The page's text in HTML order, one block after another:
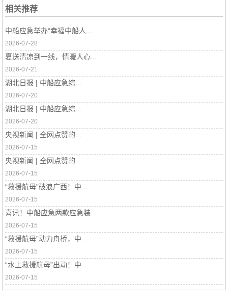
相关推荐
中船应急举办“幸福中船人...
2026-07-28
夏送清凉到一线，情暖人心...
2026-07-21
湖北日报 | 中船应急综...
2026-07-20
湖北日报 | 中船应急综...
2026-07-20
央视新闻 | 全网点赞的...
2026-07-15
央视新闻 | 全网点赞的...
2026-07-15
“救援航母”破浪广西！中...
2026-07-15
喜讯！中船应急两款应急装...
2026-07-15
“救援航母”动力舟桥，中...
2026-07-15
“水上救援航母”出动！中...
2026-07-15